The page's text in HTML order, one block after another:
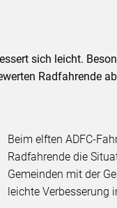
sich leicht.
Radfahrende
Beim elften ADFC-
Radfahrende die
Gemeinden mit der
leichte Verbesserung